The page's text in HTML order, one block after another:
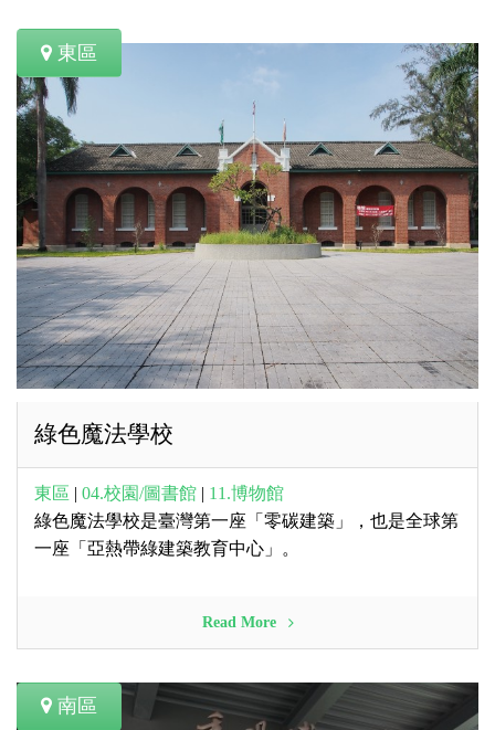
東區
綠色魔法學校
東區 | 04.校園/圖書館 | 11.博物館
綠色魔法學校是臺灣第一座「零碳建築」，也是全球第
一座「亞熱帶綠建築教育中心」。
Read More
南區